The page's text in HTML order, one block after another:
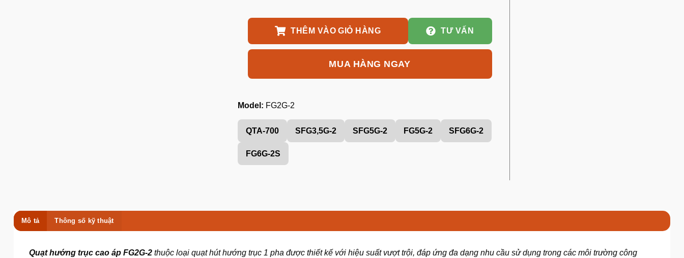
THÊM VÀO GIỎ HÀNG
MUA HÀNG NGAY
TƯ VẤN
Model: FG2G-2
QTA-700 SFG3,5G-2 SFG5G-2 FG5G-2 SFG6G-2
FG6G-2S
Mô tả Thông số kỹ thuật
Quạt hướng trục cao áp FG2G-2 thuộc loại quạt hút hướng trục 1 pha được thiết kế với hiệu suất vượt trội, đáp ứng đa dạng nhu cầu sử dụng trong các môi trường công